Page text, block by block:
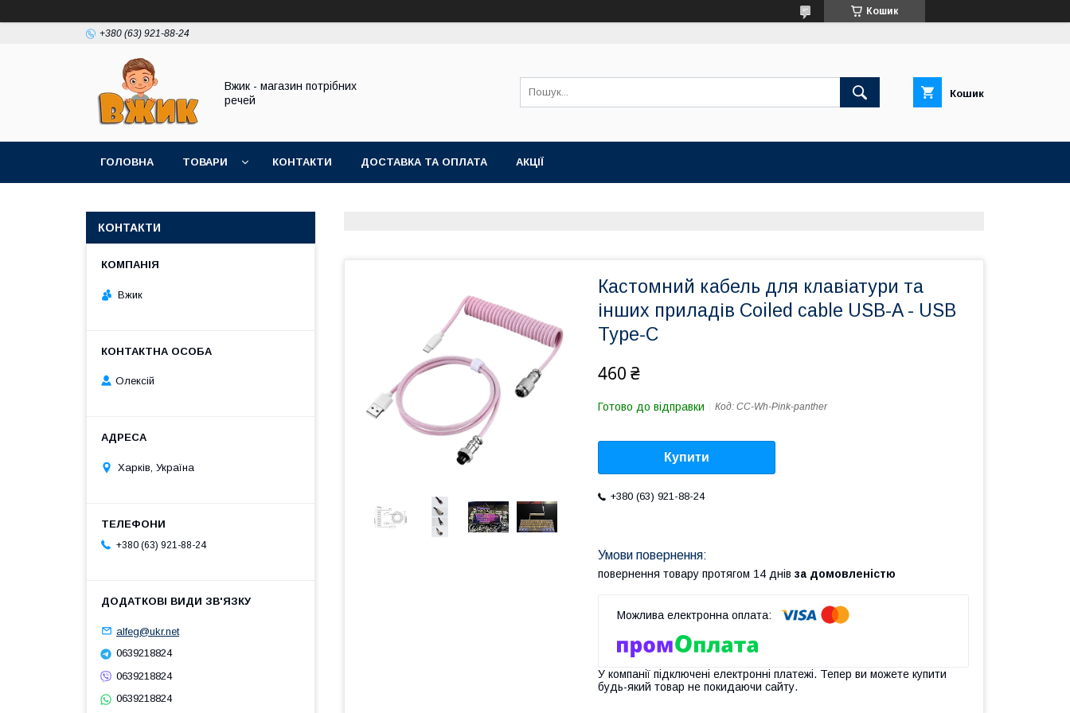
Кошик
+380 (63) 921-88-24
Вжик - магазин потрiбних
речей
Кошик
ГОЛОВНА ТОВАРИ КОНТАКТИ ДОСТАВКА ТА ОПЛАТА АКЦІЇ
Кастомний кабель для клавіатури та
інших приладів Coiled cable USB-A - USB
Type-C
460 ₴
Готово до відправки Код: СС-Wh-Pink-panther
Купити
+380 (63) 921-88-24
повернення товару протягом 14 днів за домовленістю
У компанії підключені електронні платежі. Тепер ви можете купити
будь-який товар не покидаючи сайту.
КОНТАКТИ
Вжик
Олексій
Харків, Україна
+380 (63) 921-88-24
alfeg@ukr.net
0639218824
0639218824
0639218824